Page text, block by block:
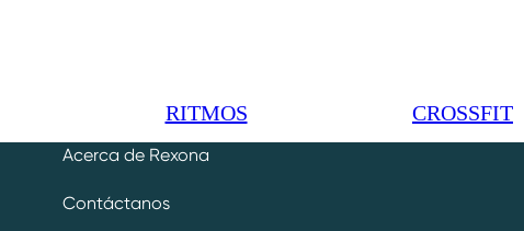
RITMOS CROSSFIT
Acerca de Rexona
Contáctanos